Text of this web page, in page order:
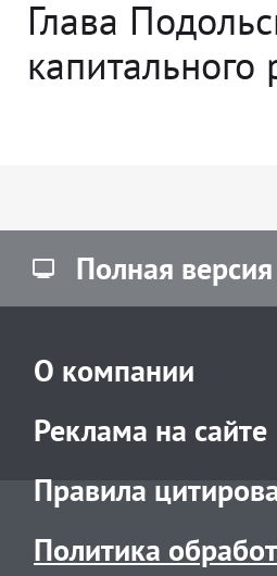
Глава
Полная
О компании
Реклама на сайте
Правила
Политика